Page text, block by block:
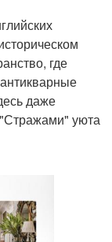
где
даже
"Стражами" уюта